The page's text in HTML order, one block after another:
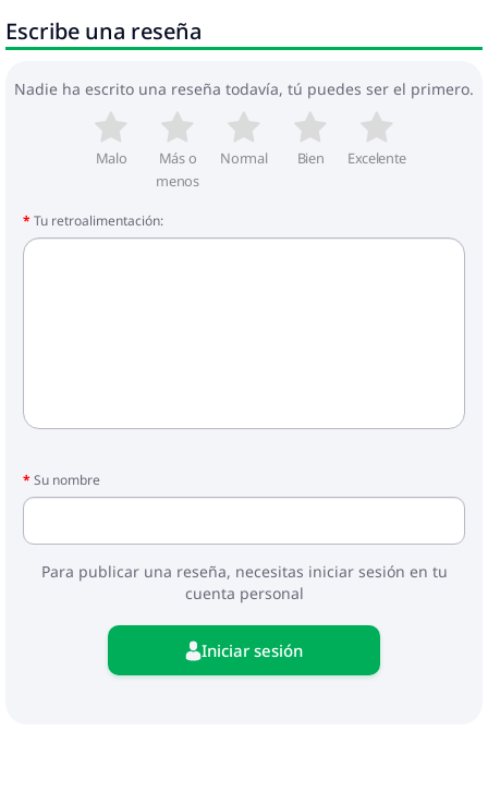
Escribe una reseña
Nadie ha escrito una reseña todavía, tú puedes ser el primero.
Malo
Más o
menos
Normal Bien Excelente
Tu retroalimentación:
Su nombre
Para publicar una reseña, necesitas iniciar sesión en tu
cuenta personal
Iniciar sesión